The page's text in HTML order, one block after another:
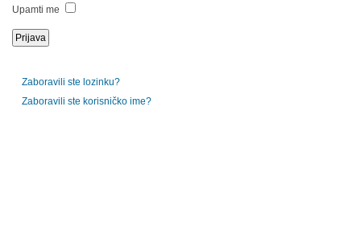
Upamti me
Zaboravili ste lozinku?
Zaboravili ste korisničko ime?